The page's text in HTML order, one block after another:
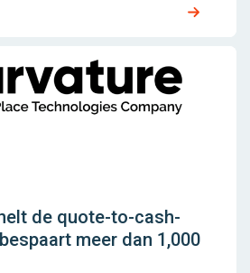
de quote-to-cash-
meer dan 1,000